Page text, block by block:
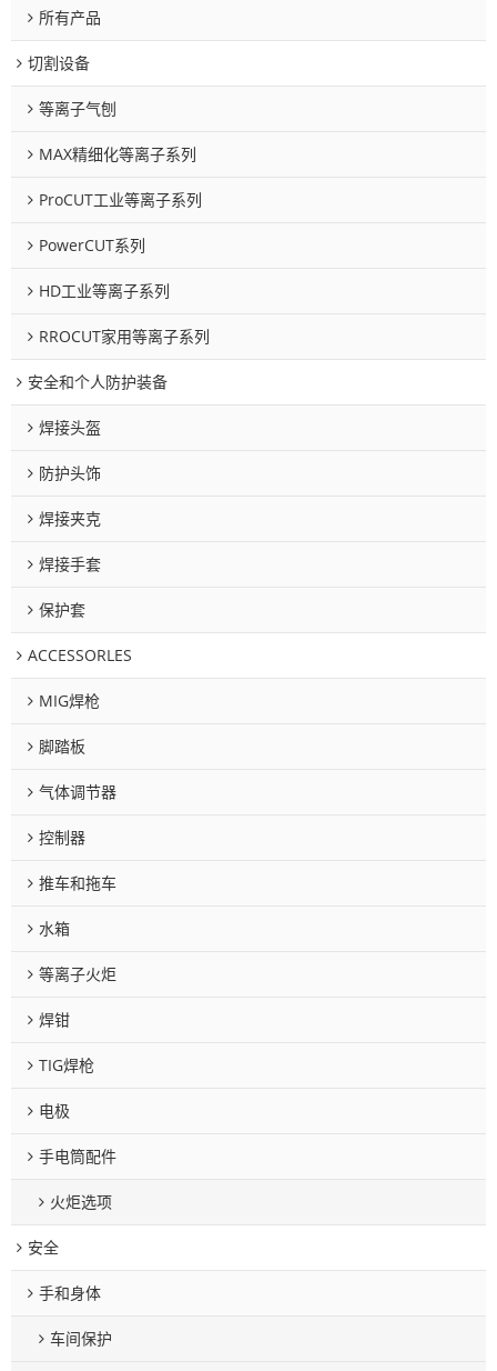
所有产品
切割设备
等离子气刨
MAX精细化等离子系列
ProCUT工业等离子系列
PowerCUT系列
HD工业等离子系列
RROCUT家用等离子系列
安全和个人防护装备
焊接头盔
防护头饰
焊接夹克
焊接手套
保护套
ACCESSORLES
MIG焊枪
脚踏板
气体调节器
控制器
推车和拖车
水箱
等离子火炬
焊钳
TIG焊枪
电极
手电筒配件
火炬选项
安全
手和身体
车间保护